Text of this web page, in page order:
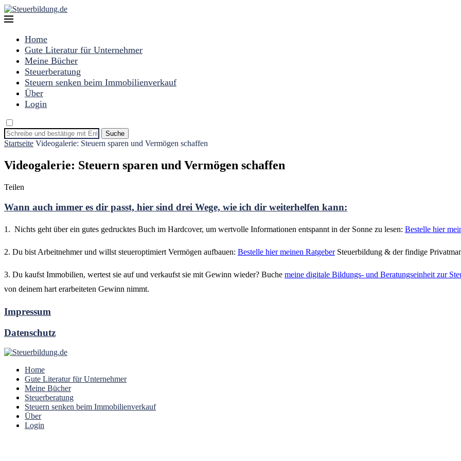
Home
Gute Literatur für Unternehmer
Meine Bücher
Steuerberatung
Steuern senken beim Immobilienverkauf
Über
Login
Suche
Startseite Videogalerie: Steuern sparen und Vermögen schaffen
Videogalerie: Steuern sparen und Vermögen schaffen
Teilen
Wann auch immer es dir passt, hier sind drei Wege, wie ich dir weiterhelfen kann:
1. Nichts geht über ein gutes gedrucktes Buch im Hardcover, um wertvolle Informationen entspannt in der Sonne zu lesen: Bestelle hier
2. Du bist Arbeitnehmer und willst steueroptimiert Vermögen aufbauen: Bestelle hier meinen RatgeberSteuerbildung & der findige
3. Du kaufst Immobilien, wertest sie auf und verkaufst sie mit Gewinn wieder? Buche meine digitale Bildungs- und Beratungseinheit zur
von deinem hart erarbeiteten Gewinn nimmt.
Impressum
Datenschutz
Home
Gute Literatur für Unternehmer
Meine Bücher
Steuerberatung
Steuern senken beim Immobilienverkauf
Über
Login